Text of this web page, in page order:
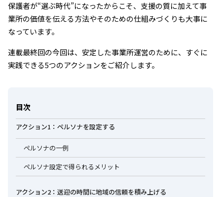
保護者が“選ぶ時代”になったからこそ、支援の質に加えて事
業所の価値を伝える方法やそのための仕組みづくりも大事に
なっています。
連載最終回の今回は、安定した事業所運営のために、すぐに
実践できる5つのアクションをご紹介します。
目次
アクション1：ペルソナを設定する
ペルソナの一例
ペルソナ設定で得られるメリット
アクション2：送迎の時間に地域の信頼を積み上げる